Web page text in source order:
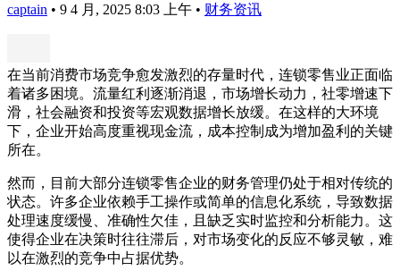
captain • 9 4 月, 2025 8:03 上午 • 财务资讯
在当前消费市场竞争愈发激烈的存量时代，连锁零售业正面临
着诸多困境。流量红利逐渐消退，市场增长动力，社零增速下
滑，社会融资和投资等宏观数据增长放缓。在这样的大环境
下，企业开始高度重视现金流，成本控制成为增加盈利的关键
所在。
然而，目前大部分连锁零售企业的财务管理仍处于相对传统的
状态。许多企业依赖手工操作或简单的信息化系统，导致数据
处理速度缓慢、准确性欠佳，且缺乏实时监控和分析能力。这
使得企业在决策时往往滞后，对市场变化的反应不够灵敏，难
以在激烈的竞争中占据优势。